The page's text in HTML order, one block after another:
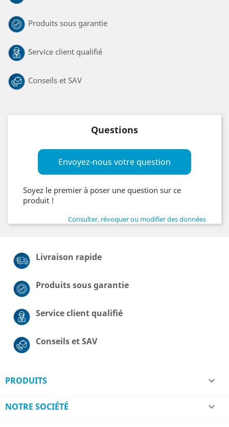
Produits sous garantie
Service client qualifié
Conseils et SAV
Questions
Envoyez-nous votre question
Soyez le premier à poser une question sur ce
produit !
Consulter, révoquer ou modifier des données
Livraison rapide
Produits sous garantie
Service client qualifié
Conseils et SAV
PRODUITS 
NOTRE SOCIÉTÉ 